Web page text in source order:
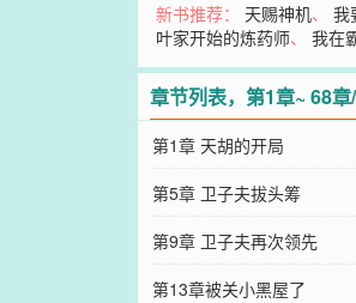
新书推荐： 天赐神机、我
叶家开始的炼药师、我在
章节列表，第1章~ 68
第1章 天胡的开局
第5章 卫子夫拔头筹
第9章 卫子夫再次领先
第13章被关小黑屋了